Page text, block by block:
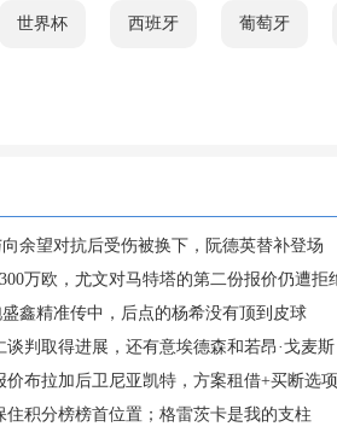
世界杯 西班牙 葡萄牙
余望对抗后受伤被换下，阮德英替补登场
万欧，尤文对马特塔的第二份报价仍遭拒
鑫精准传中，后点的杨希没有顶到皮球
判取得进展，还有意埃德森和若昂·戈麦斯
价布拉加后卫尼亚凯特，方案租借+买断选项
住积分榜榜首位置；格雷茨卡是我的支柱